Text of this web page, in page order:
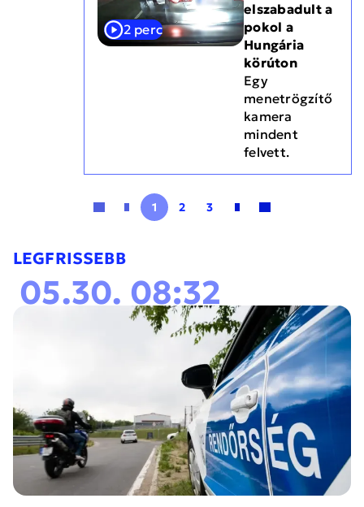
2 perc
elszabadult a
pokol a
Hungária
körúton
Egy
menetrögzítő
kamera
mindent
felvett.
1 2 3
LEGFRISSEBB
05.30. 08:32